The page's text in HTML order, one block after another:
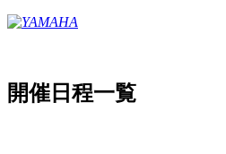
開催日程一覧